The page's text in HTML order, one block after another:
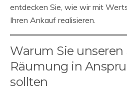
entdecken Sie, wie wir mit
Ihren Ankauf realisieren.
Warum Sie unseren
Räumung in
sollten